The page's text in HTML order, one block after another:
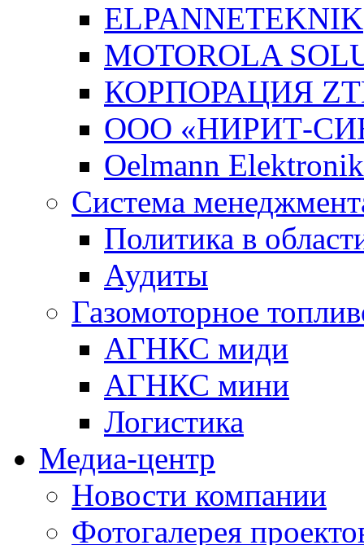
ELPANNETEKNIK
MOTOROLA
КОРПОРАЦИЯ
ООО «НИРИТ-
Oelmann
Система
Политика в
Аудиты
Газомоторное
АГНКС миди
АГНКС мини
Логистика
Медиа-центр
Новости компании
Фотогалерея